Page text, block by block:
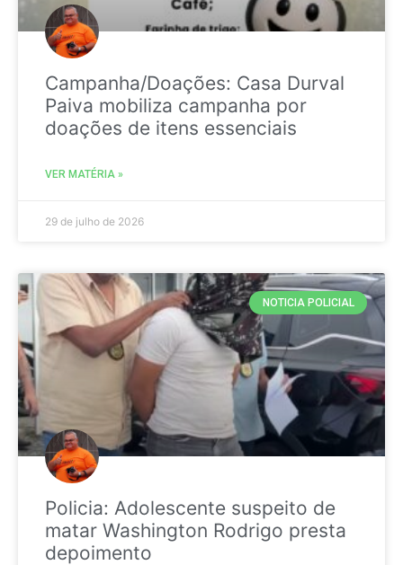
Campanha/Doações: Casa Durval
Paiva mobiliza campanha por
doações de itens essenciais
VER MATÉRIA »
29 de julho de 2026
NOTICIA POLICIAL
Policia: Adolescente suspeito de
matar Washington Rodrigo presta
depoimento